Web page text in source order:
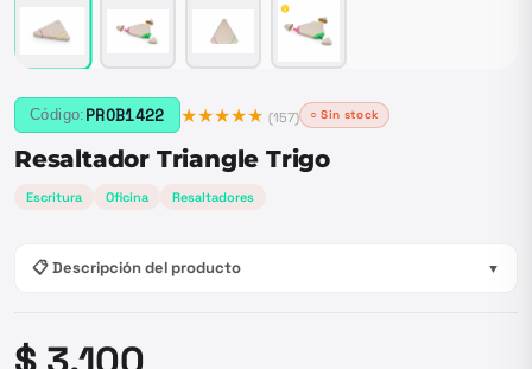
Código: PROB1422 ★★★★★ (157) ○ Sin stock
Resaltador Triangle Trigo
Escritura Oficina Resaltadores
📋 Descripción del producto ▼